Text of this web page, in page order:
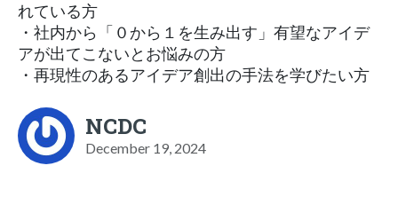
れている方
・社内から「０から１を生み出す」有望なアイデ
アが出てこないとお悩みの方
・再現性のあるアイデア創出の手法を学びたい方
NCDC
December 19, 2024